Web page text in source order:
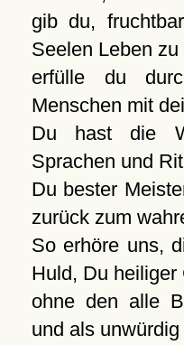
gib du,
Seelen Leben zu
erfülle du
Menschen mit
Du hast die
Sprachen und
Du bester
zurück zum
So erhöre uns,
Huld, Du heiliger
ohne den alle
und als